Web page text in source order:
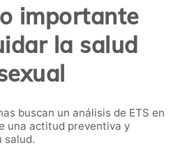
importante
la salud
buscan un análisis de ETS en
una actitud preventiva y
salud.